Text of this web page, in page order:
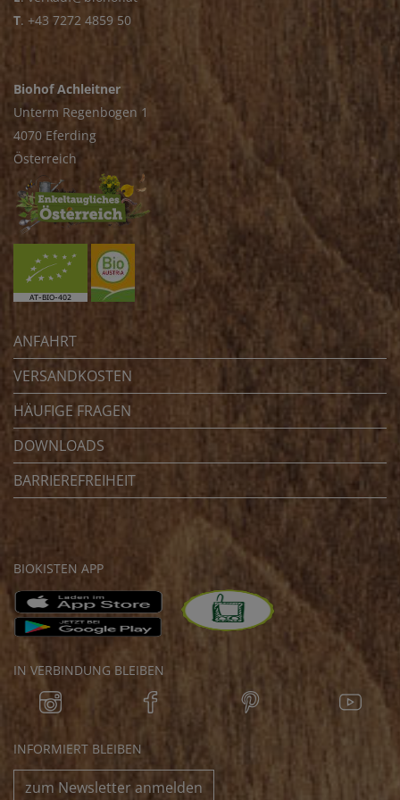
T. +43 7272 4859 50
Biohof Achleitner
Unterm Regenbogen 1
4070 Eferding
Österreich
ANFAHRT
VERSANDKOSTEN
HÄUFIGE FRAGEN
DOWNLOADS
BARRIEREFREIHEIT
BIOKISTEN APP
IN VERBINDUNG BLEIBEN
INFORMIERT BLEIBEN
zum Newsletter anmelden